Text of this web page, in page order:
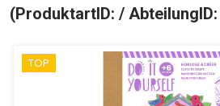
(ProduktartID: / AbteilungID:
TOP